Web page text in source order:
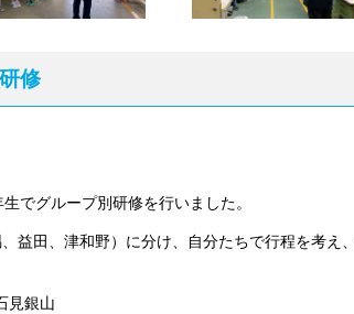
修
でグループ別研修を行いました。
益田、津和野）に分け、自分たちで行程を考え
見銀山